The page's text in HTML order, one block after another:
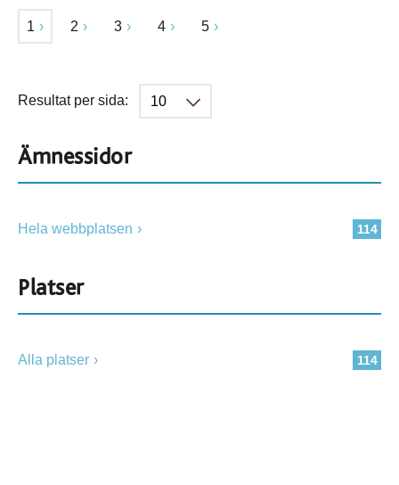
1 2 3 4 5
Resultat per sida:
Ämnessidor
114
Hela webbplatsen
Platser
114
Alla platser